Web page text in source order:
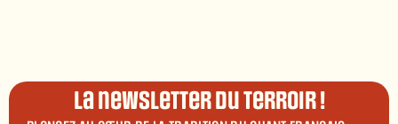
La newsletter du terroir !